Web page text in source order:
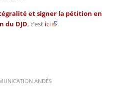
et signer la pétition en
du DJD, c’est ici .
ANDÈS